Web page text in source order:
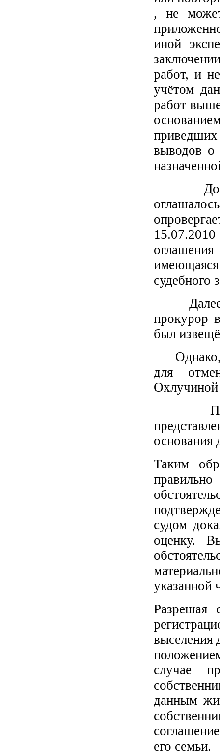
, не может
иной
работ, и
учётом
работ
выводов о
Довод
15.07.2010
судебного
Далее в
прокурор
был
Однако,
для
Охлучиной
При
основания
Таким
судом
оценку.
указанной
Разрешая
выселения
случае
данным
его семьи.